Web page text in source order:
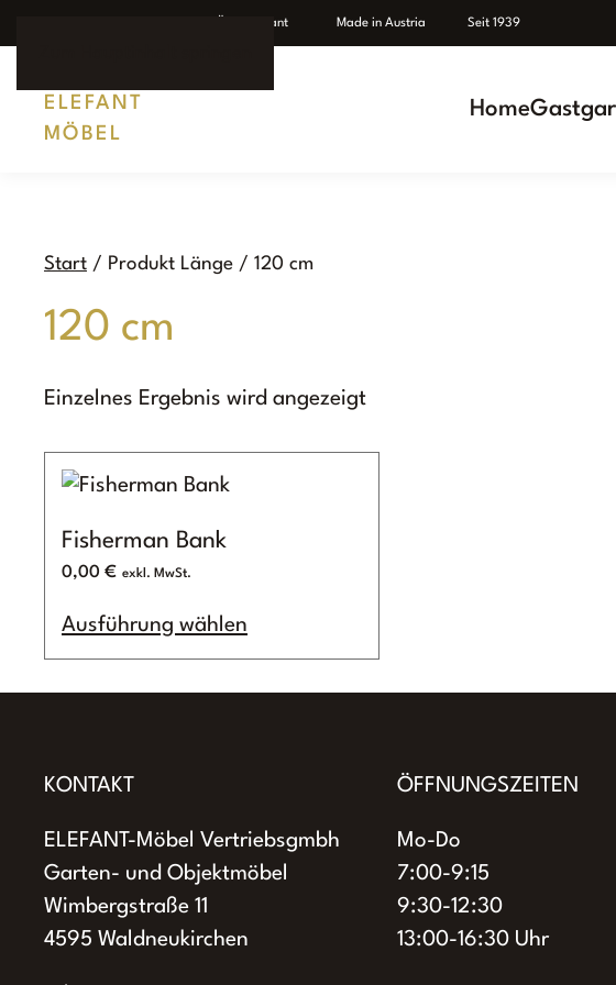
ber Elefant Made in Austria Seit 1939
Home
Start / Produkt Länge / 120 cm
120 cm
Einzelnes Ergebnis wird angezeigt
Fisherman Bank
0,00 €
Ausführung wählenProdukt
Optionen
können
der
KONTAKT
ELEFANT-Möbel Vertriebsgmbh
Garten- und Objektmöbel
Wimbergstraße 11
4595 Waldneukirchen
ÖFFNUNGSZEITEN
Mo-Do
7:00-9:15
9:30-12:30
13:00-16:30 Uhr